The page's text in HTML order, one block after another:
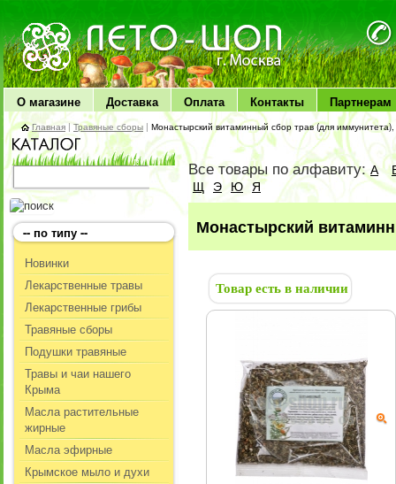
ЛЕТО чудо здоровья
О магазине Доставка Оплата Контакты Партнерам
Главная |Травяные сборы | Монастырский витаминный сбор трав (для иммунитета),
-- по типу --
Новинки
Лекарственные травы
Лекарственные грибы
Травяные сборы
Подушки травяные
Травы и чаи нашего
Крыма
Масла растительные
жирные
Масла эфирные
Крымское мыло и духи
Все товары по алфавиту:А
Щ Э Ю Я
Монастырский
Товар есть в наличии